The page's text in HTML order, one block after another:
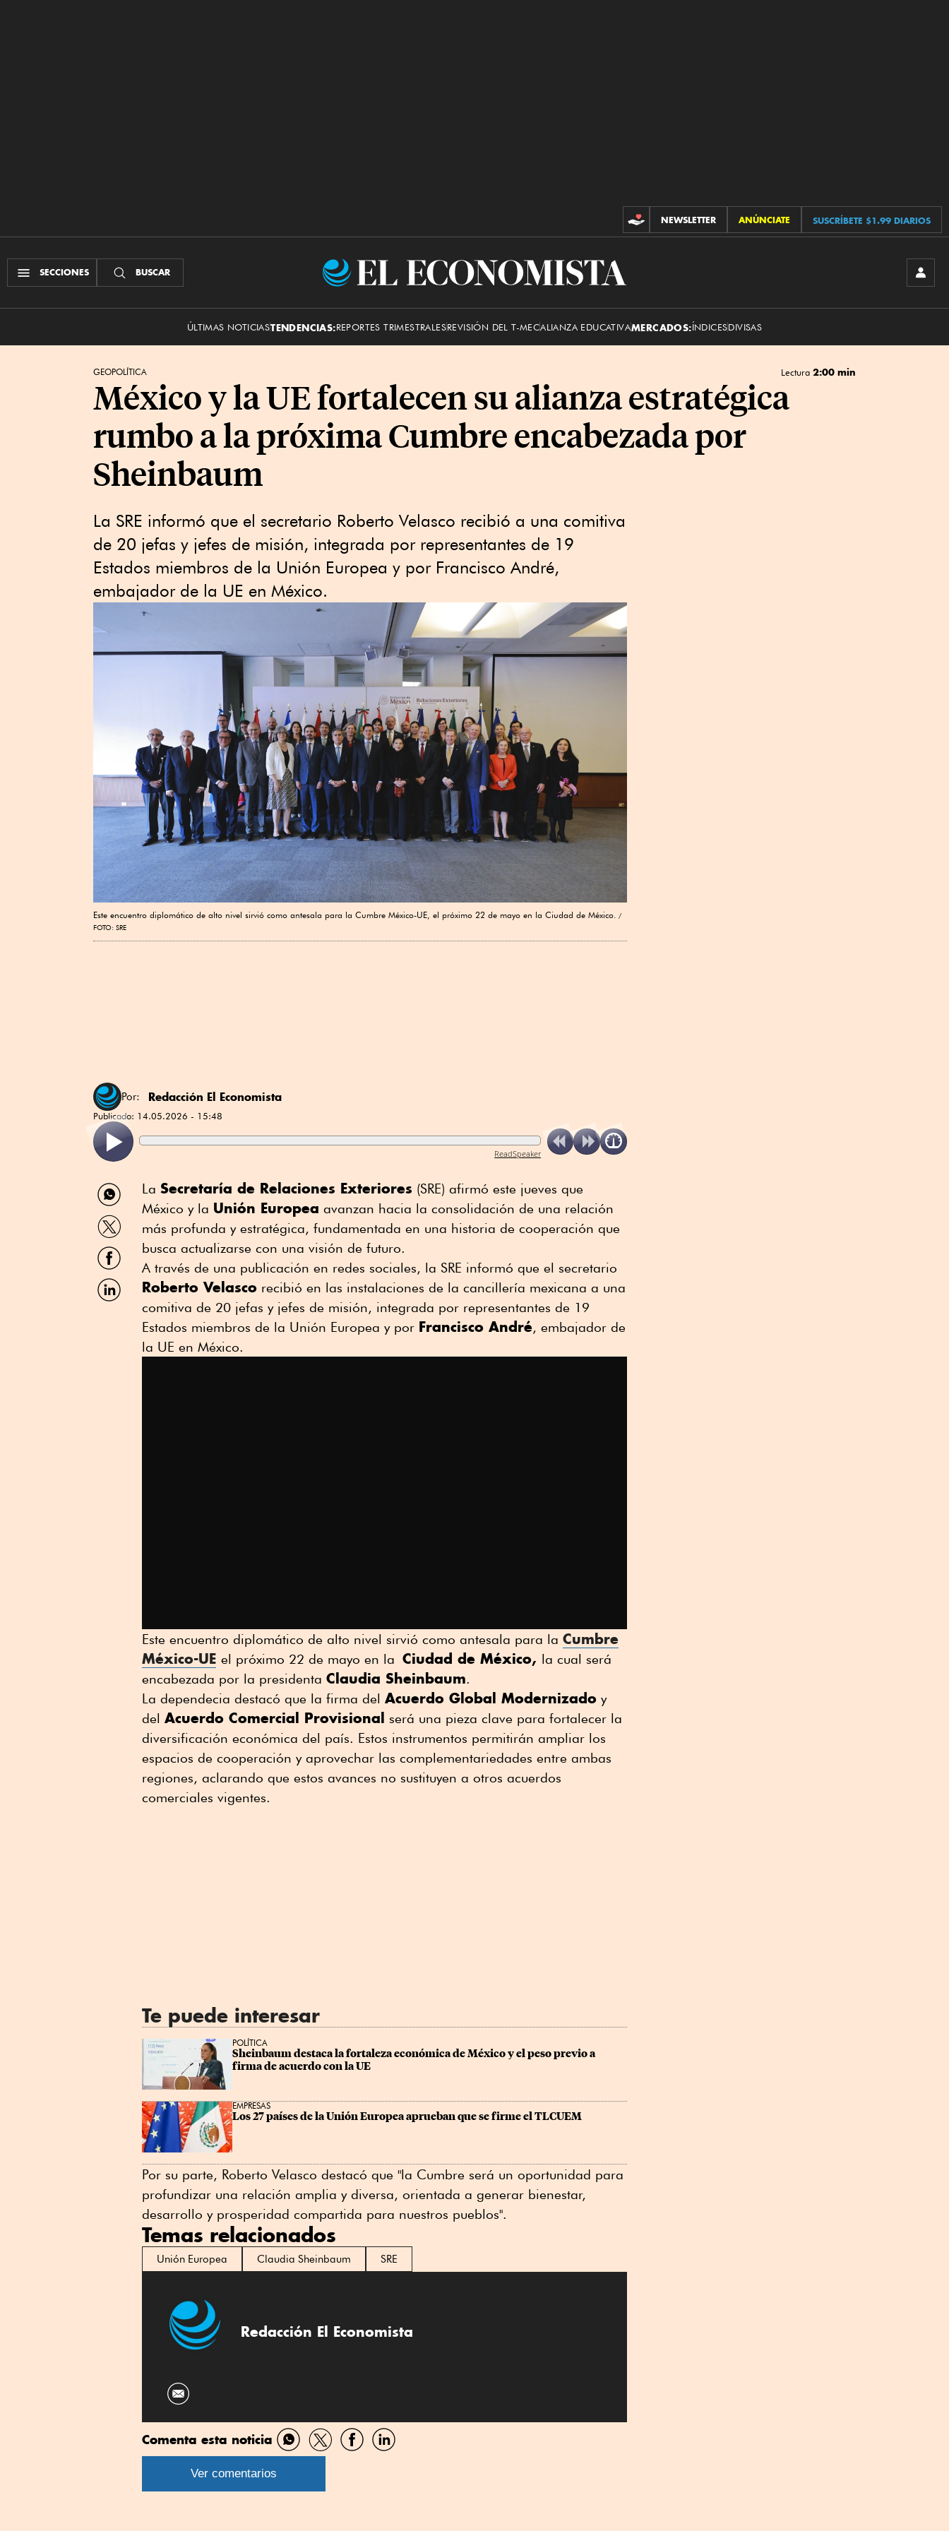
CONTRIBUCIONES
NEWSLETTER ANÚNCIATE SUSCRÍBETE $1.99 DIARIOS
SECCIONES BUSCAR
El
ÚLTIMAS NOTICIASTENDENCIAS:REPORTES TRIMESTRALESREVISIÓN DEL T-MECALIANZA EDUCATIVAMERCADOS:ÍNDICESDIVISAS
GEOPOLÍTICA Lectura 2:00 min
México y la UE fortalecen su alianza estratégica
rumbo a la próxima Cumbre encabezada por
Sheinbaum
La SRE informó que el secretario Roberto Velasco recibió a una comitiva
de 20 jefas y jefes de misión, integrada por representantes de 19
Estados miembros de la Unión Europea y por Francisco André,
embajador de la UE en México.
Este encuentro diplomático de alto nivel sirvió como antesala para la Cumbre México-UE, el próximo 22 de mayo en la Ciudad de México.
FOTO: SRE
Por: Redacción El Economista
Publicado: 14.05.2026 - 15:48
ReadSpeaker
Compartir
por
WhatsApp
Compartir
por
Twitter
Compartir
por
Facebook
Compartir
por
La Secretaría de Relaciones Exteriores (SRE) afirmó este jueves que
México y la Unión Europea avanzan hacia la consolidación de una relación
más profunda y estratégica, fundamentada en una historia de cooperación que
busca actualizarse con una visión de futuro.
A través de una publicación en redes sociales, la SRE informó que el secretario
Roberto Velasco recibió en las instalaciones de la cancillería mexicana a una
comitiva de 20 jefas y jefes de misión, integrada por representantes de 19
Estados miembros de la Unión Europea y por Francisco André, embajador de
la UE en México.
Este encuentro diplomático de alto nivel sirvió como antesala para la Cumbre
México-UE el próximo 22 de mayo en la Ciudad de México, la cual será
encabezada por la presidenta Claudia Sheinbaum.
La dependecia destacó que la firma del Acuerdo Global Modernizado y
del Acuerdo Comercial Provisional será una pieza clave para fortalecer la
diversificación económica del país. Estos instrumentos permitirán ampliar los
espacios de cooperación y aprovechar las complementariedades entre ambas
regiones, aclarando que estos avances no sustituyen a otros acuerdos
comerciales vigentes.
Te puede interesar
POLÍTICA
Sheinbaum destaca la fortaleza económica de México y el peso previo a
firma de acuerdo con la UE
EMPRESAS
Los 27 países de la Unión Europea aprueban que se firme el TLCUEM
Por su parte, Roberto Velasco destacó que "la Cumbre será un oportunidad para
profundizar una relación amplia y diversa, orientada a generar bienestar,
desarrollo y prosperidad compartida para nuestros pueblos".
Temas relacionados
Unión Europea Claudia Sheinbaum SRE
Redacción El Economista
Comenta esta noticia
Compartir
por
Compartir
por
CompartirCompartir
Ver comentarios